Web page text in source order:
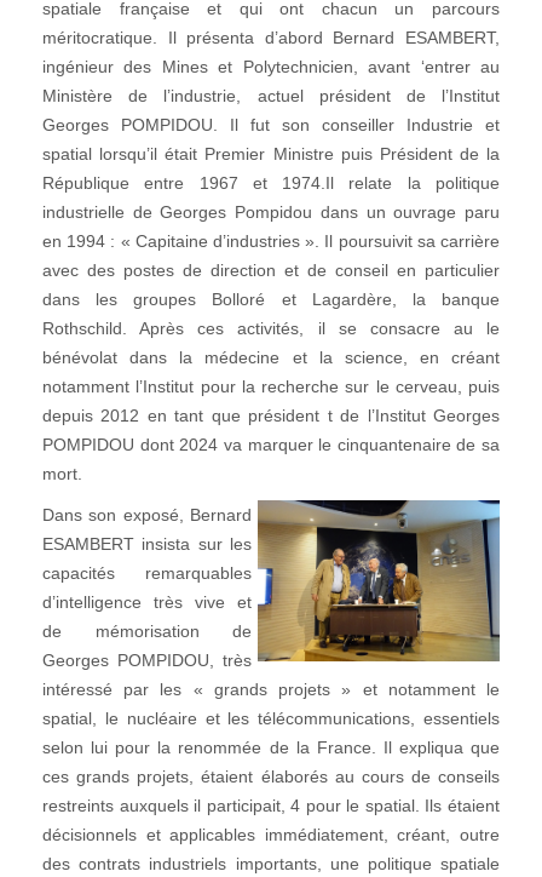
spatiale française et qui ont chacun un parcours
méritocratique. Il présenta d’abord Bernard ESAMBERT,
ingénieur des Mines et Polytechnicien, avant ‘entrer au
Ministère de l’industrie, actuel président de l’Institut
Georges POMPIDOU. Il fut son conseiller Industrie et
spatial lorsqu’il était Premier Ministre puis Président de la
République entre 1967 et 1974.Il relate la politique
industrielle de Georges Pompidou dans un ouvrage paru
en 1994 : « Capitaine d’industries ». Il poursuivit sa carrière
avec des postes de direction et de conseil en particulier
dans les groupes Bolloré et Lagardère, la banque
Rothschild. Après ces activités, il se consacre au le
bénévolat dans la médecine et la science, en créant
notamment l’Institut pour la recherche sur le cerveau, puis
depuis 2012 en tant que président t de l’Institut Georges
POMPIDOU dont 2024 va marquer le cinquantenaire de sa
mort.
Dans son exposé, Bernard
ESAMBERT insista sur les
capacités remarquables
d’intelligence très vive et
de mémorisation de
Georges POMPIDOU, très
intéressé par les « grands projets » et notamment le
spatial, le nucléaire et les télécommunications, essentiels
selon lui pour la renommée de la France. Il expliqua que
ces grands projets, étaient élaborés au cours de conseils
restreints auxquels il participait, 4 pour le spatial. Ils étaient
décisionnels et applicables immédiatement, créant, outre
des contrats industriels importants, une politique spatiale